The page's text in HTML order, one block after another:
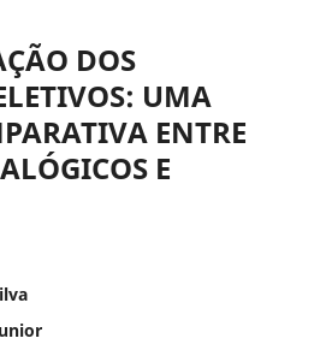
DOS
UMA
ENTRE
E